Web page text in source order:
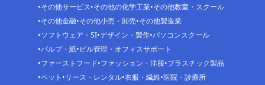
その他サービス その他の化学工業 その他教室・スクール
その他金融 その他小売・卸売 その他製造業
ソフトウェア・SI デザイン・製作 パソコンスクール
パルプ・紙 ビル管理・オフィスサポート
ファーストフード ファッション・洋服 プラスチック製品
ペット リース・レンタル 衣服・繊維 医院・診療所